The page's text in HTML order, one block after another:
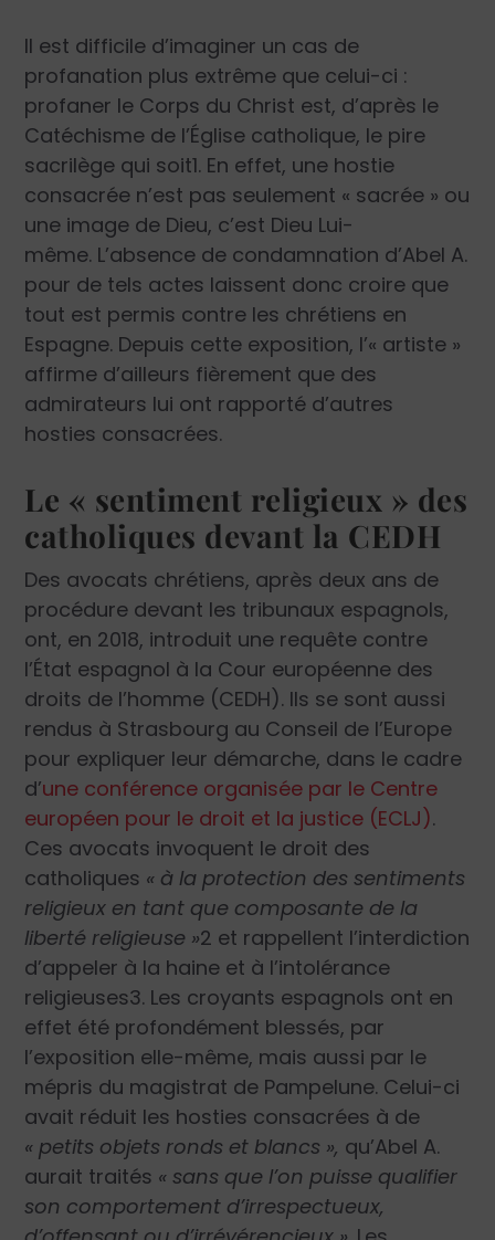
Il est difficile d’imaginer un cas de
profanation plus extrême que celui-ci :
profaner le Corps du Christ est, d’après le
Catéchisme de l’Église catholique, le pire
sacrilège qui soit1. En effet, une hostie
consacrée n’est pas seulement « sacrée » ou
une image de Dieu, c’est Dieu Lui-
même. L’absence de condamnation d’Abel A.
pour de tels actes laissent donc croire que
tout est permis contre les chrétiens en
Espagne. Depuis cette exposition, l’« artiste »
affirme d’ailleurs fièrement que des
admirateurs lui ont rapporté d’autres
hosties consacrées.
Le « sentiment religieux » des
catholiques devant la CEDH
Des avocats chrétiens, après deux ans de
procédure devant les tribunaux espagnols,
ont, en 2018, introduit une requête contre
l’État espagnol à la Cour européenne des
droits de l’homme (CEDH). Ils se sont aussi
rendus à Strasbourg au Conseil de l’Europe
pour expliquer leur démarche, dans le cadre
d’une conférence organisée par le Centre
européen pour le droit et la justice (ECLJ).
Ces avocats invoquent le droit des
catholiques « à la protection des sentiments
religieux en tant que composante de la
liberté religieuse »2 et rappellent l’interdiction
d’appeler à la haine et à l’intolérance
religieuses3. Les croyants espagnols ont en
effet été profondément blessés, par
l’exposition elle-même, mais aussi par le
mépris du magistrat de Pampelune. Celui-ci
avait réduit les hosties consacrées à de
« petits objets ronds et blancs », qu’Abel A.
aurait traités « sans que l’on puisse qualifier
son comportement d’irrespectueux,